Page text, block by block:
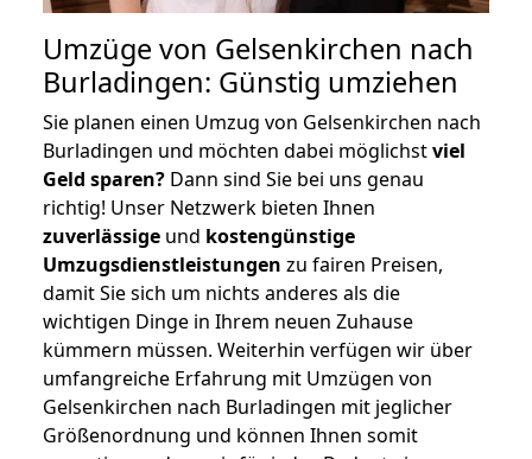
Umzüge von Gelsenkirchen nach
Burladingen: Günstig umziehen
Sie planen einen Umzug von Gelsenkirchen nach
Burladingen und möchten dabei möglichstviel
Geld sparen? Dann sind Sie bei uns genau
richtig! Unser Netzwerk bieten Ihnen
zuverlässige und kostengünstige
Umzugsdienstleistungen zu fairen Preisen,
damit Sie sich um nichts anderes als die
wichtigen Dinge in Ihrem neuen Zuhause
kümmern müssen. Weiterhin verfügen wir über
umfangreiche Erfahrung mit Umzügen von
Gelsenkirchen nach Burladingen mit jeglicher
Größenordnung und können Ihnen somit